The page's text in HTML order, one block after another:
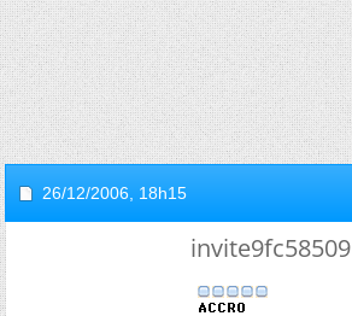
26/12/2006, 18h15
invite9fc58509